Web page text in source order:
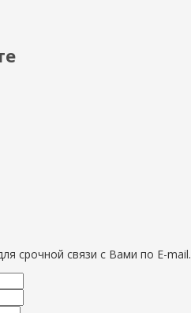
срочной связи с Вами по E-mail.